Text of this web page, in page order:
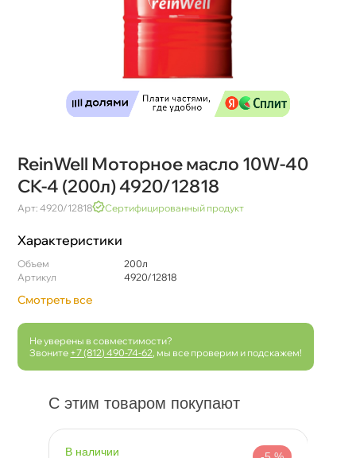
ReinWell Моторное масло 10W-40
CK-4 (200л) 4920/12818
Арт: 4920/12818 Сертифицированный продукт
Характеристики
Объем
200л
Артикул
4920/12818
Смотреть все
Не уверены в совместимости?
Звоните +7 (812) 490-74-62 , мы все проверим и подскажем!
С этим товаром покупают
наличии